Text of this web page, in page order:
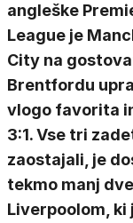
angleške
League je
City na
Brentfordu
vlogo favorita
3:1. Vse tri
zaostajali, je
tekmo manj
Liverpoolom, ki